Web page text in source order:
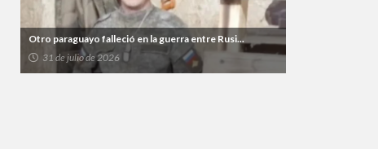
Otro paraguayo falleció en la guerra entre Rusi...
31 de julio de 2026